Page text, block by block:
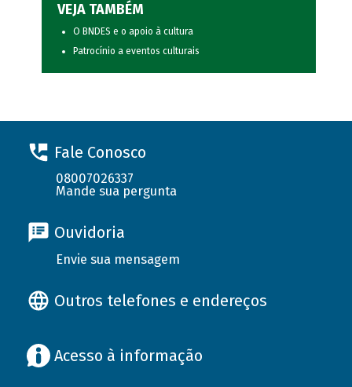
VEJA TAMBÉM
O BNDES e o apoio à cultura
Patrocínio a eventos culturais
Fale Conosco
08007026337
Mande sua pergunta
Ouvidoria
Envie sua mensagem
Outros telefones e endereços
Acesso à informação